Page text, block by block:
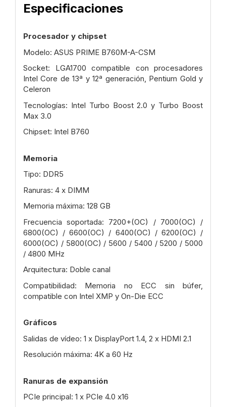
Especificaciones
Procesador y chipset
Modelo: ASUS PRIME B760M-A-CSM
Socket: LGA1700 compatible con procesadores
Intel Core de 13ª y 12ª generación, Pentium Gold y
Celeron
Tecnologías: Intel Turbo Boost 2.0 y Turbo Boost
Max 3.0
Chipset: Intel B760
Memoria
Tipo: DDR5
Ranuras: 4 x DIMM
Memoria máxima: 128 GB
Frecuencia soportada: 7200+(OC) / 7000(OC) /
6800(OC) / 6600(OC) / 6400(OC) / 6200(OC) /
6000(OC) / 5800(OC) / 5600 / 5400 / 5200 / 5000
/ 4800 MHz
Arquitectura: Doble canal
Compatibilidad: Memoria no ECC sin búfer,
compatible con Intel XMP y On-Die ECC
Gráficos
Salidas de vídeo: 1 x DisplayPort 1.4, 2 x HDMI 2.1
Resolución máxima: 4K a 60 Hz
Ranuras de expansión
PCIe principal: 1 x PCIe 4.0 x16